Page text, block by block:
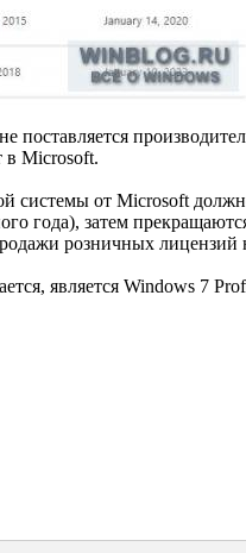
поставляется
в Microsoft.
от Microsoft
года), затем
розничных лицензий
является Windows 7